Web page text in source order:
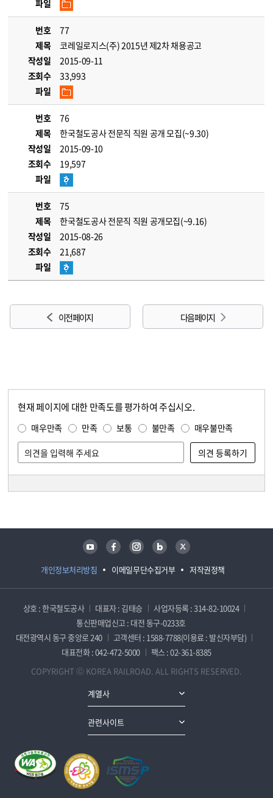
파일
번호
77
제목
코레일로지스(주) 2015년 제2차 채용공고
작성일
2015-09-11
조회수
33,993
파일
번호
76
제목
한국철도공사 전문직 직원 공개 모집(~9.30)
작성일
2015-09-10
조회수
19,597
파일
번호
75
제목
한국철도공사 전문직 직원 공개모집(~9.16)
작성일
2015-08-26
조회수
21,687
파일
이전 페이지 다음 페이지
현재 페이지에 대한 만족도를 평가하여 주십시오.
매우만족 만족 보통 불만족 매우불만족
개인정보처리방침 이메일무단수집거부 저작권정책
유튜브 페이스북 인스타그램 블로그 트위터
상호 : 한국철도공사 대표자 : 김태승
사업자등록 : 314-82-10024
통신판매업신고 : 대전 동구-0233호
대전광역시 동구 중앙로 240
고객센터 : 1588-7788(이용료 : 발신자부담)
대표전화 : 042-472-5000
팩스 : 02-361-8385
COPYRIGHT ⓒ KOREA RAILROAD. ALL RIGHTS RESERVED.
계열사
관련사이트